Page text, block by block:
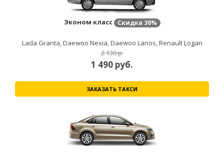
Эконом класс Скидка 30%
Lada Granta, Daewoo Nexia, Daewoo Lanos, Renault Logan
2 130 р.
1 490 руб.
ЗАКАЗАТЬ ТАКСИ